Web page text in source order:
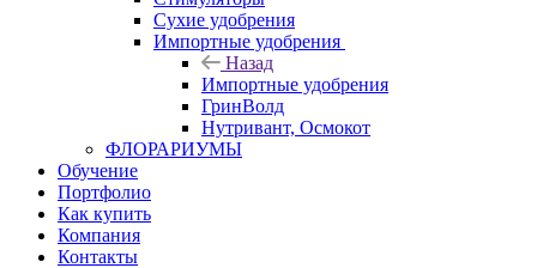
Сухие удобрения
Импортные удобрения
Назад
Импортные удобрения
ГринВолд
Нутривант, Осмокот
ФЛОРАРИУМЫ
Обучение
Портфолио
Как купить
Компания
Контакты